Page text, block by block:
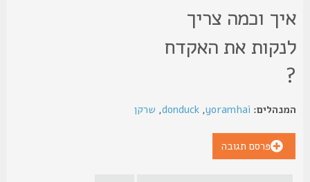
וכמה צריך
את האקדח
yoramhai
,
donduck
,שרקן
פרסם תגובה